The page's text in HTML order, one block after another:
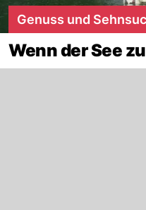
Genuss und
Wenn der See